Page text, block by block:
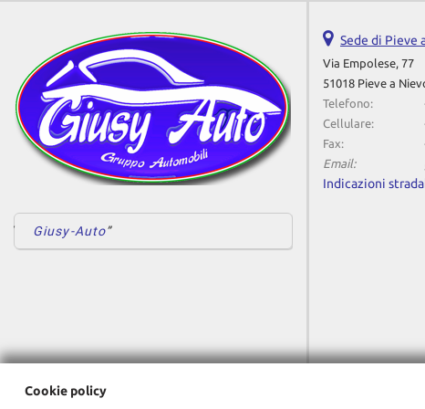
Giusy-Auto
Sede di Pieve
Via Empolese, 77
51018 Pieve a
Telefono:
Cellulare:
Fax:
Email:
Indicazioni
Cookie policy